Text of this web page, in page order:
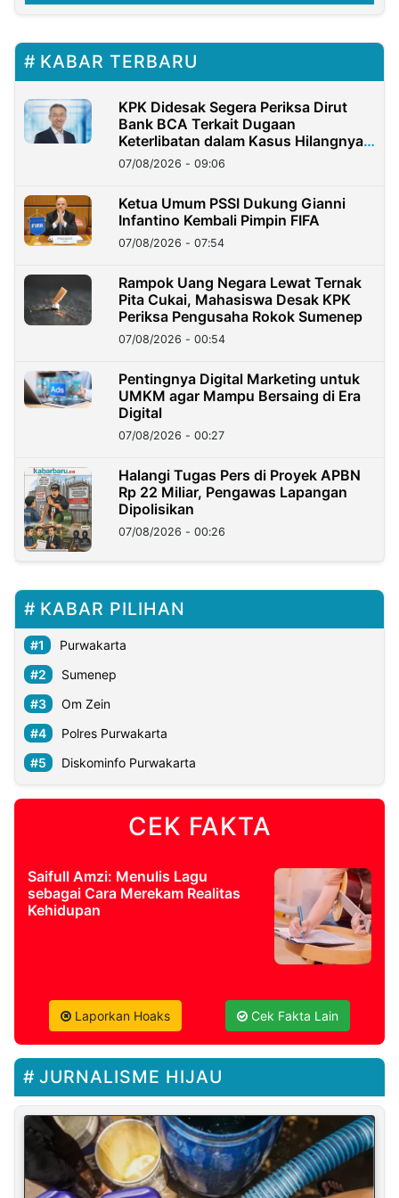
KABAR TERBARU
KPK Didesak Segera Periksa Dirut
Bank BCA Terkait Dugaan
Keterlibatan dalam Kasus Hilangnya
Dana Nasabah Rp2,58 Miliar
07/08/2026 - 09:06
Ketua Umum PSSI Dukung Gianni
Infantino Kembali Pimpin FIFA
07/08/2026 - 07:54
Rampok Uang Negara Lewat Ternak
Pita Cukai, Mahasiswa Desak KPK
Periksa Pengusaha Rokok Sumenep
07/08/2026 - 00:54
Pentingnya Digital Marketing untuk
UMKM agar Mampu Bersaing di Era
Digital
07/08/2026 - 00:27
Halangi Tugas Pers di Proyek APBN
Rp 22 Miliar, Pengawas Lapangan
Dipolisikan
07/08/2026 - 00:26
KABAR PILIHAN
Purwakarta
Sumenep
Om Zein
Polres Purwakarta
Diskominfo Purwakarta
CEK FAKTA
Saifull Amzi: Menulis Lagu
sebagai Cara Merekam Realitas
Kehidupan
Laporkan Hoaks Cek Fakta Lain
JURNALISME HIJAU